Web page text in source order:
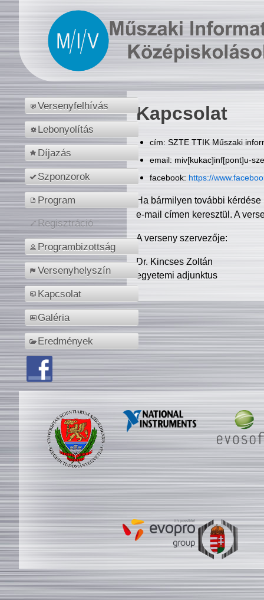
Versenyfelhívás
Lebonyolítás
Díjazás
Szponzorok
Program
Regisztráció
Programbizottság
Versenyhelyszín
Kapcsolat
Galéria
Eredmények
Kapcsolat
cím: SZTE TTIK Műszaki
email: miv[kukac]inf[pont]u-
facebook: https://
Ha bármilyen további
e-mail címen keresztül. A
A verseny szervezője:
Dr. Kincses Zoltán
egyetemi adjunktus